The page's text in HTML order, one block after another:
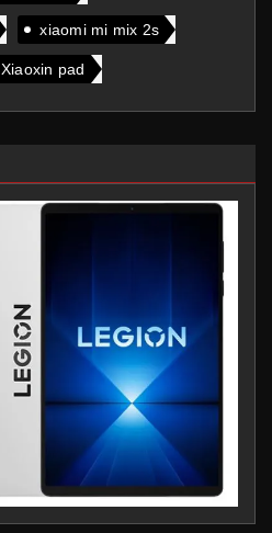
xiaomi mi mix 2s
Xiaoxin pad